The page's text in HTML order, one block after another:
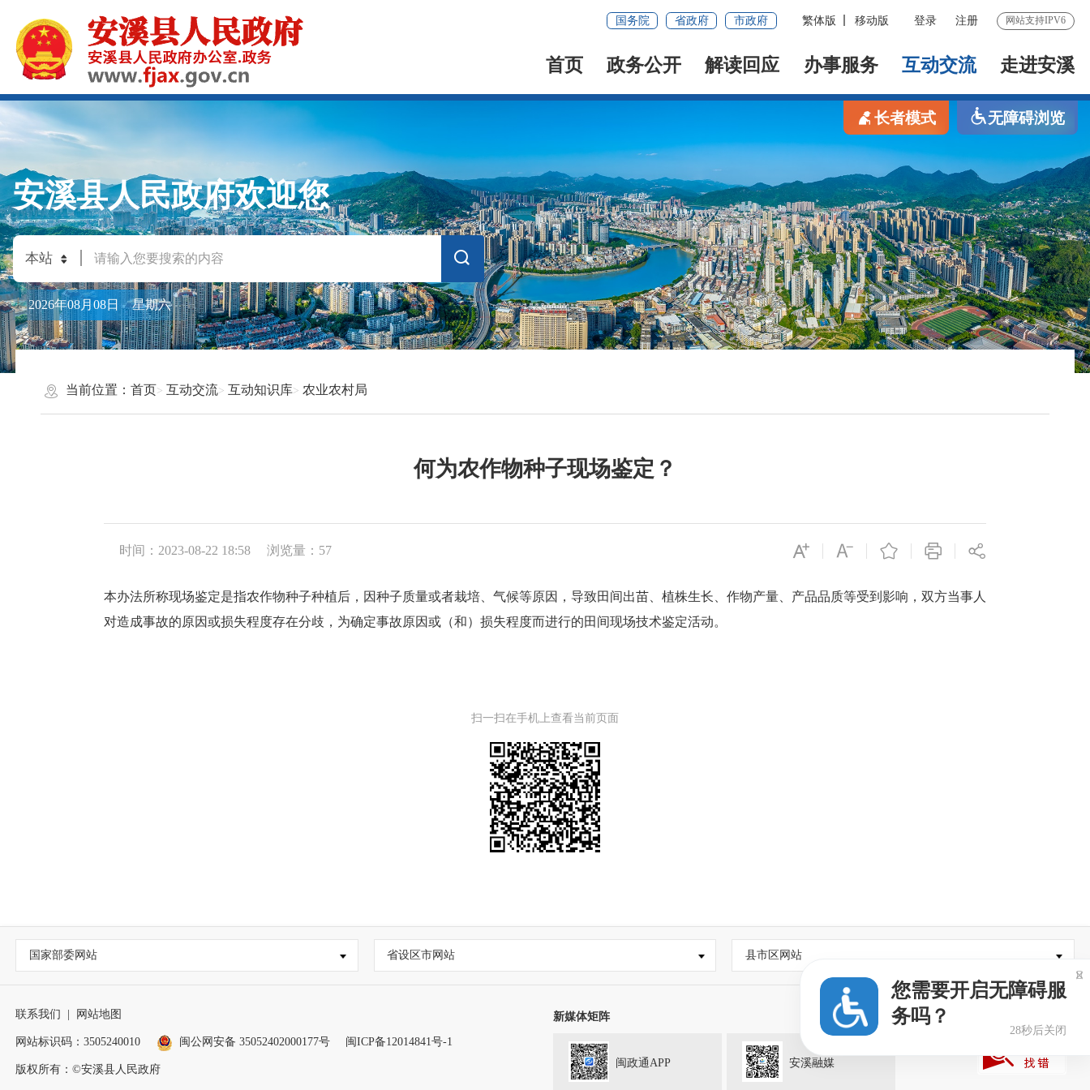
国务院 省政府 市政府 繁体版 移动版 登录 注册 网站支持IPV6
首页 政务公开 解读回应 办事服务 互动交流 走进安溪
长者模式 无障碍浏览
安溪县人民政府欢迎您
2026年08月08日 星期六
当前位置： 首页 互动交流 互动知识库 农业农村局
何为农作物种子现场鉴定？
时间：2023-08-22 18:58 浏览量： 57
本办法所称现场鉴定是指农作物种子种植后，因种子质量或者栽培、气候等原因，导致田间出苗、植株生长、作物产量、产品品质等受到影响，双方当事人
对造成事故的原因或损失程度存在分歧，为确定事故原因或（和）损失程度而进行的田间现场技术鉴定活动。
扫一扫在手机上查看当前页面
国家部委网站 省设区市网站 县市区网站
联系我们 网站地图
网站标识码：3505240010 闽公网安备 35052402000177号 闽ICP备12014841号-1
版权所有：©安溪县人民政府
新媒体矩阵
闽政通APP 安溪融媒
您需要开启无障碍服
务吗？
27秒后关闭
